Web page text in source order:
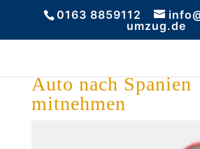
0163 8859112
umzug.de
Auto nach Spanien
mitnehmen